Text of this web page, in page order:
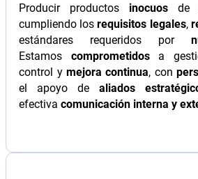
Producir productos inocuosde
cumpliendo losrequisitos legales,
estándares requeridos por
Estamos comprometidosa
control y mejora continua, con
el apoyo de aliados
efectivacomunicación interna y